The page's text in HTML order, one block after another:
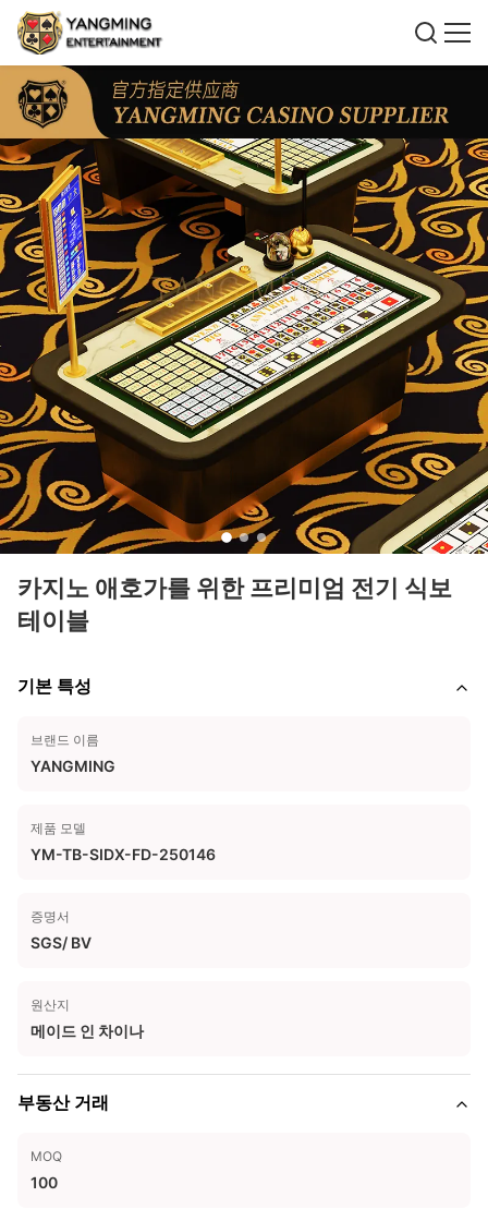
카지노 애호가를 위한 프리미엄 전기 식보
테이블
기본 특성
브랜드 이름
YANGMING
제품 모델
YM-TB-SIDX-FD-250146
증명서
SGS/ BV
원산지
메이드 인 차이나
부동산 거래
MOQ
100